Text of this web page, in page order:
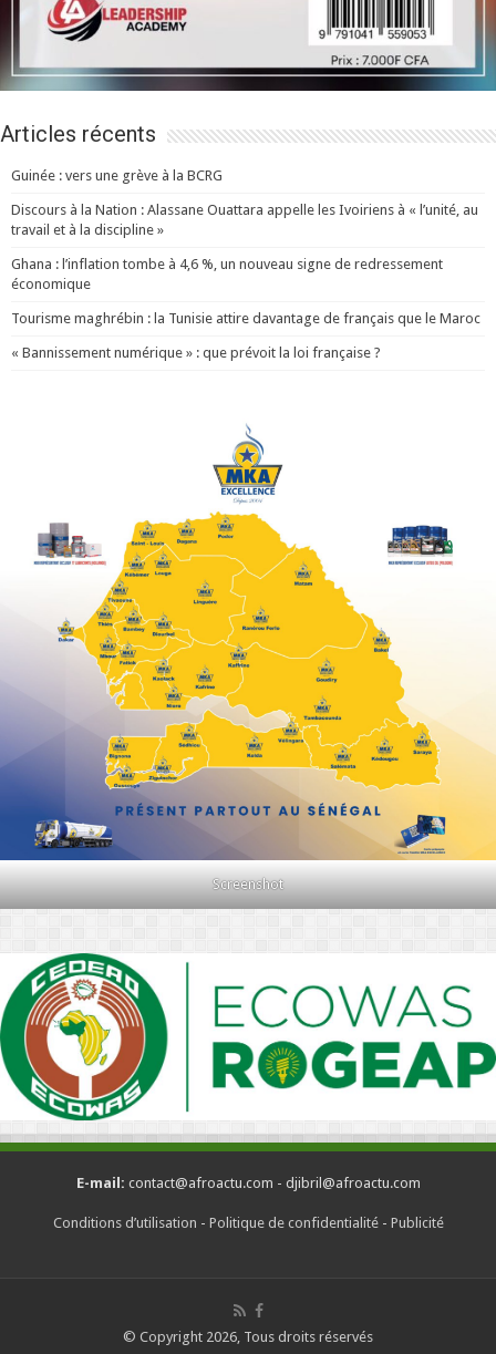
Articles récents
Guinée : vers une grève à la BCRG
Discours à la Nation : Alassane Ouattara appelle les Ivoiriens à « l’unité, au
travail et à la discipline »
Ghana : l’inflation tombe à 4,6 %, un nouveau signe de redressement
économique
Tourisme maghrébin : la Tunisie attire davantage de français que le Maroc
« Bannissement numérique » : que prévoit la loi française ?
Screenshot
E-mail: contact@afroactu.com - djibril@afroactu.com
Conditions d’utilisation - Politique de confidentialité- Publicité
© Copyright 2026, Tous droits réservés